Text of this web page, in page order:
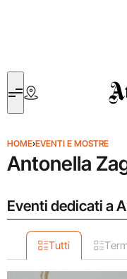
HOME›EVENTI E MOSTRE
Antonella
Eventi dedicati a
Tutti